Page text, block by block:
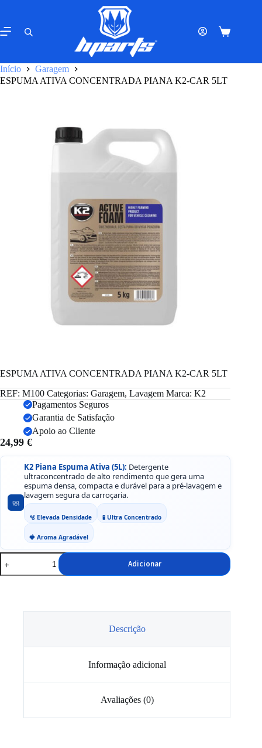
o
conteúdo
Carrinho
Início
Garagem
ESPUMA ATIVA CONCENTRADA PIANA K2-CAR 5LT
ESPUMA ATIVA CONCENTRADA PIANA K2-CAR 5LT
REF: M100 Categorias: Garagem, Lavagem Marca: K2
Pagamentos Seguros
Garantia de Satisfação
Apoio ao Cliente
24,99 €
🧼
K2 Piana Espuma Ativa (5L): Detergente
ultraconcentrado de alto rendimento que gera uma
espuma densa, compacta e durável para a pré-lavagem e
lavagem segura da carroçaria.
🫧 Elevada Densidade 🧪 Ultra Concentrado
🍓 Aroma Agradável
Quantidade
de
ESPUMA
Adicionar
Descrição
Informação adicional
Avaliações (0)